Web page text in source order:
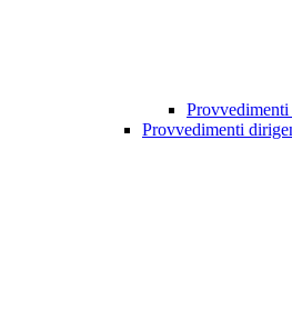
Provvedimenti